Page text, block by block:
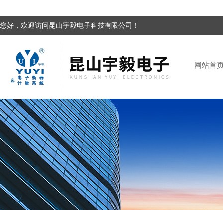
您好，欢迎访问昆山宇毅电子科技有限公司！
网站首